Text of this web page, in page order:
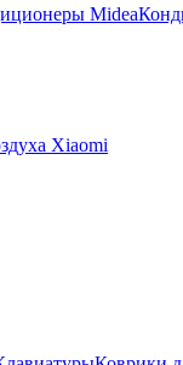
Midea
Xiaomi